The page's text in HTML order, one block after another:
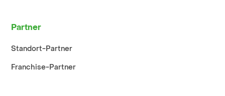
Partner
Standort-Partner
Franchise-Partner